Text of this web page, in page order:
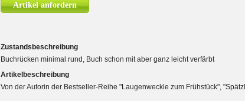
Artikel anfordern
Zustandsbeschreibung
Buchrücken minimal rund, Buch schon mit aber ganz leicht verfärbt
Artikelbeschreibung
Von der Autorin der Bestseller-Reihe "Laugenweckle zum Frühstück",